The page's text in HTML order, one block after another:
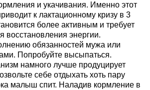
и укачивания. Именно этот
к лактационному кризу в 3
более активным и требует
восстановления энергии.
обязанностей мужа или
Попробуйте высыпаться.
намного лучше продуцирует
себе отдыхать хоть пару
малыш спит. Наладив кормление в